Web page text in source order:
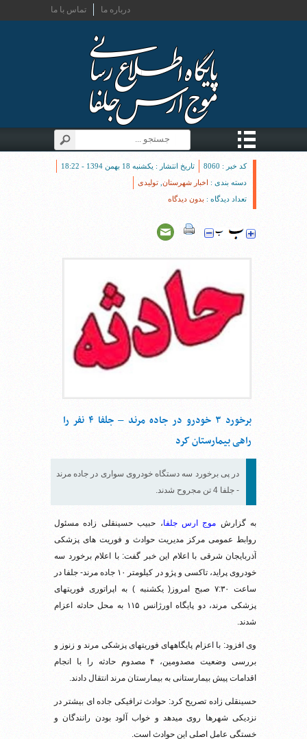
تماس با ما درباره ما
کد خبر : 8060
تاریخ انتشار : یکشنبه 18 بهمن 1394 - 18:22
دسته بندی : اخبار شهرستان تولیدی
تعداد دیدگاه : بدون دیدگاه
برخورد ۳ خودرو در جاده مرند – جلفا ۴ نفر را
راهی بیمارستان کرد
در پی برخورد سه دستگاه خودروی سواری در جاده مرند
- جلفا 4 تن مجروح شدند.
به گزارش موج ارس جلفا، حبیب حسینقلی زاده مسئول
روابط عمومی مرکز مدیریت حوادث و فوریت های پزشکی
آذربایجان شرقی با اعلام این خبر گفت: با اعلام برخورد سه
خودروی پراید، تاکسی و پژو در کیلومتر ۱۰ جاده مرند- جلفا در
ساعت ۷:۳۰ صبح امروز( یکشنبه ) به اپراتوری فوریتهای
پزشکی مرند، دو پایگاه اورژانس ۱۱۵ به محل حادثه اعزام
شدند.
وی افزود: با اعزام پایگاههای فوریتهای پزشکی مرند و زنوز و
بررسی وضعیت مصدومین، ۴ مصدوم حادثه را با انجام
اقدامات پیش بیمارستانی به بیمارستان مرند انتقال دادند.
حسینقلی زاده تصریح کرد: حوادث ترافیکی جاده ای بیشتر در
نزدیکی شهرها روی میدهد و خواب آلود بودن رانندگان و
خستگی عامل اصلی این حوادث است.